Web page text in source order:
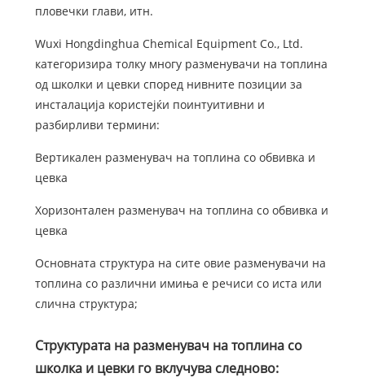
пловечки глави, итн.
Wuxi Hongdinghua Chemical Equipment Co., Ltd.
категоризира толку многу разменувачи на топлина
од школки и цевки според нивните позиции за
инсталација користејќи поинтуитивни и
разбирливи термини:
Вертикален разменувач на топлина со обвивка и
цевка
Хоризонтален разменувач на топлина со обвивка и
цевка
Основната структура на сите овие разменувачи на
топлина со различни имиња е речиси со иста или
слична структура;
Структурата на разменувач на топлина со
школка и цевки го вклучува следново: